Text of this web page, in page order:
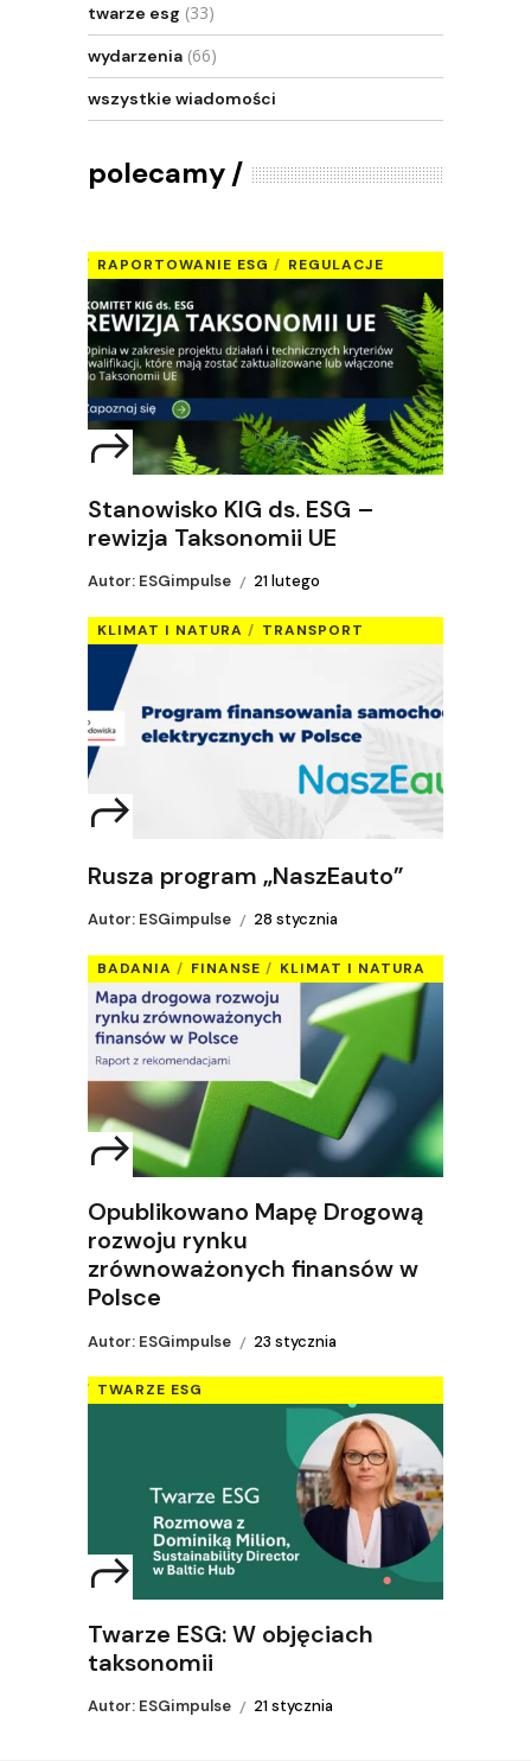
twarze esg (33)
wydarzenia (66)
wszystkie wiadomości
polecamy
RAPORTOWANIE ESG REGULACJE
Stanowisko KIG ds. ESG –
rewizja Taksonomii UE
Autor: ESGimpulse 21 lutego
KLIMAT I NATURA TRANSPORT
Rusza program „NaszEauto”
Autor: ESGimpulse 28 stycznia
BADANIA FINANSE KLIMAT I NATURA
Opublikowano Mapę Drogową
rozwoju rynku
zrównoważonych finansów w
Polsce
Autor: ESGimpulse 23 stycznia
TWARZE ESG
Twarze ESG: W objęciach
taksonomii
Autor: ESGimpulse 21 stycznia